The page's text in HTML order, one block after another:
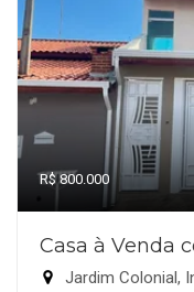
R$ 800.000
Casa à Venda
Jardim Colonial,